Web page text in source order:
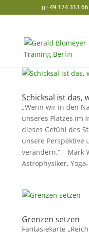
+49 174 313
Schicksal ist das,
„Wenn wir in den
unseres Platzes im
dieses Gefühl des
unsere Perspektive
verändern.“ – Mark
Astrophysiker,
Grenzen setzen
Fantasiekarte